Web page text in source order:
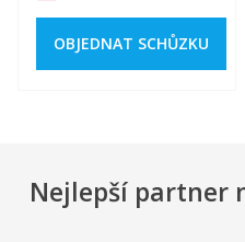
OBJEDNAT SCHŮZKU
Nejlepší partner